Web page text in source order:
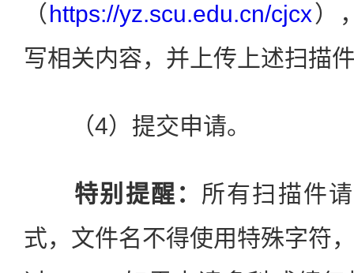
（ https://yz.scu.edu.cn/cjcx ）
写相关内容，并上传上述扫描
（4）提交申请。
特别提醒： 所有扫描件
式，文件名不得使用特殊字符